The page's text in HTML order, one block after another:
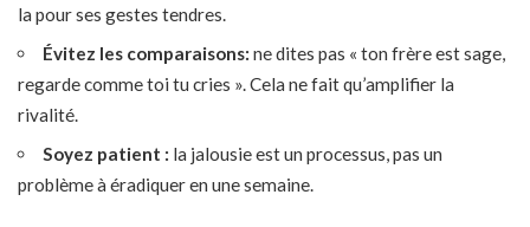
la pour ses gestes tendres.
Évitez les comparaisons:ne dites pas « ton frère est sage,
regarde comme toi tu cries ». Cela ne fait qu’amplifier la
rivalité.
Soyez patient : la jalousie est un processus, pas un
problème à éradiquer en une semaine.